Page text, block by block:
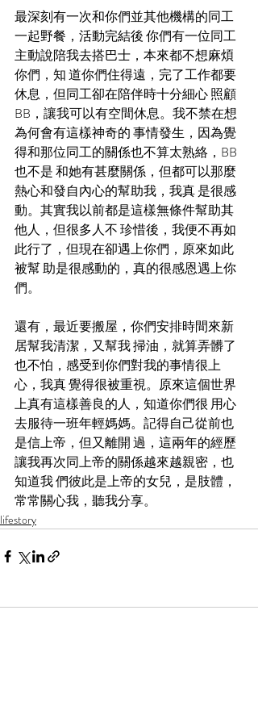
最深刻有一次和你們並其他機構的同工
一起野餐，活動完結後 你們有一位同工
主動說陪我去搭巴士，本來都不想麻煩
你們，知 道你們住得遠，完了工作都要
休息，但同工卻在陪伴時十分細心 照顧
BB，讓我可以有空間休息。我不禁在想
為何會有這樣神奇的 事情發生，因為覺
得和那位同工的關係也不算太熟絡，BB
也不是 和她有甚麼關係，但都可以那麼
熱心和發自內心的幫助我，我真 是很感
動。其實我以前都是這樣無條件幫助其
他人，但很多人不 珍惜後，我便不再如
此行了，但現在卻遇上你們，原來如此
被幫 助是很感動的，真的很感恩遇上你
們。
還有，最近要搬屋，你們安排時間來新
居幫我清潔，又幫我 掃油，就算弄髒了
也不怕，感受到你們對我的事情很上
心，我真 覺得很被重視。原來這個世界
上真有這樣善良的人，知道你們很 用心
去服待一班年輕媽媽。記得自己從前也
是信上帝，但又離開 過，這兩年的經歷
讓我再次同上帝的關係越來越親密，也
知道我 們彼此是上帝的女兒，是肢體，
常常關心我，聽我分享。
lifestory